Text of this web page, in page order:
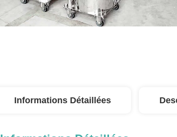
Informations Détaillées